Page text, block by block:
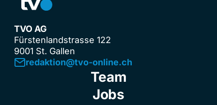
TVO AG
Fürstenlandstrasse 122
9001 St. Gallen
redaktion@tvo-online.ch
Team
Jobs